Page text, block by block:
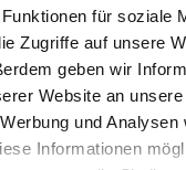
für soziale
Zugriffe auf unsere
geben wir
Website an
und Analysen
Informationen